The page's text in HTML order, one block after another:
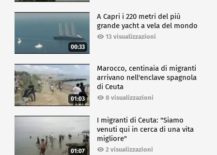
00:33
A Capri i 220 metri del più
grande yacht a vela del mondo
13 visualizzazioni
01:03
Marocco, centinaia di migranti
arrivano nell'enclave spagnola
di Ceuta
8 visualizzazioni
01:07
I migranti di Ceuta: "Siamo
venuti qui in cerca di una vita
migliore"
2 visualizzazioni